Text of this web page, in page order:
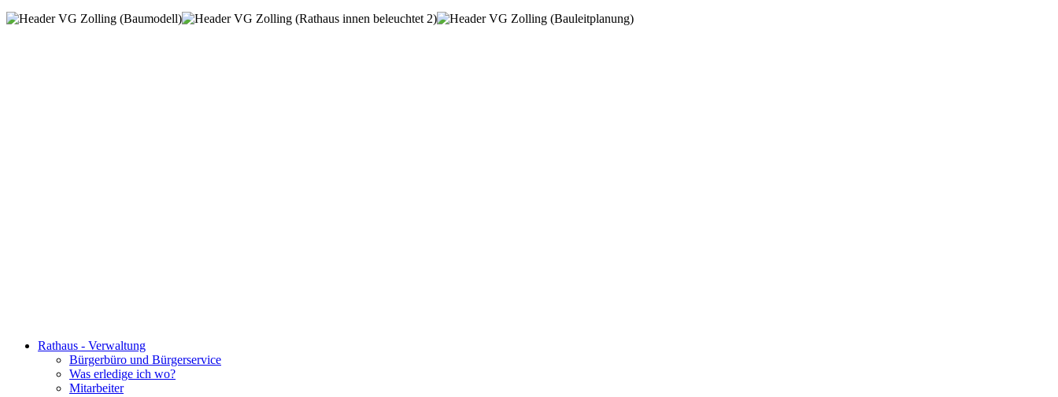
Rathaus - Verwaltung
Bürgerbüro und Bürgerservice
Was erledige ich wo?
Mitarbeiter